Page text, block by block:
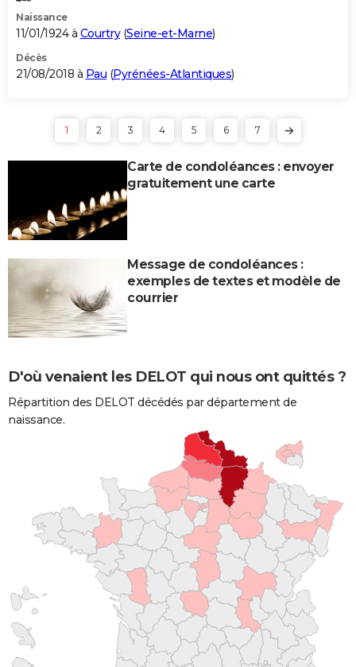
Naissance
11/01/1924 à Courtry(Seine-et-Marne)
Décès
21/08/2018 à Pau (Pyrénées-Atlantiques)
1 2 3 4 5 6 7
Carte de condoléances : envoyer
gratuitement une carte
Message de condoléances :
exemples de textes et modèle de
courrier
D'où venaient les DELOT qui nous ont quittés ?
Répartition des DELOT décédés par département de
naissance.